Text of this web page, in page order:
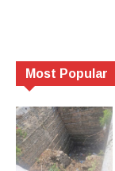
Most Popular